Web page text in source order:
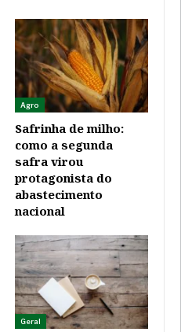
Agro
Safrinha de milho:
como a segunda
safra virou
protagonista do
abastecimento
nacional
Geral